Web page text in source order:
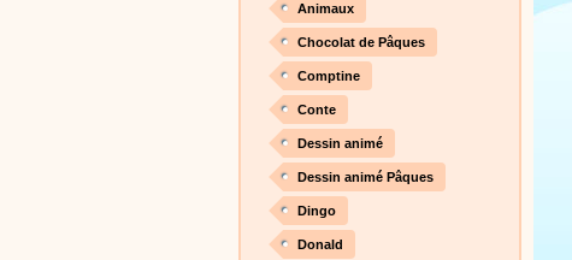
Animaux
Chocolat de Pâques
Comptine
Conte
Dessin animé
Dessin animé Pâques
Dingo
Donald